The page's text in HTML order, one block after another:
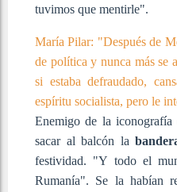
tuvimos que mentirle".
María Pilar: "Después de
de política y nunca más se
si estaba defraudado,
espíritu socialista, pero le
Enemigo de la
sacar al balcón la
festividad. "Y todo el
Rumanía". Se la habían